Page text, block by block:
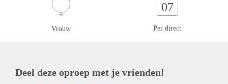
Vrouw
07
Per direct
Deel deze oproep met je vrienden!